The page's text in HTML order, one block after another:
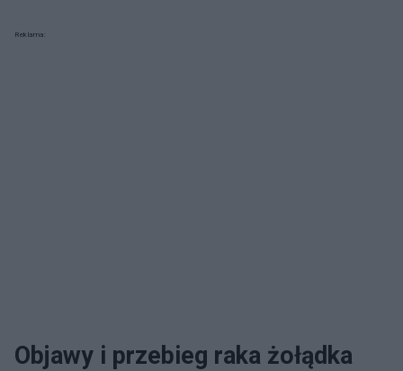
Reklama:
Objawy i przebieg raka żołądka